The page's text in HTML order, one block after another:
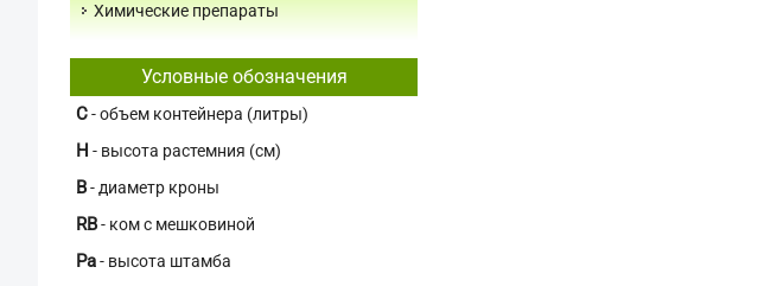
Химические препараты
Условные обозначения
C- объем контейнера (литры)
H - высота растемния (см)
В- диаметр кроны
RB- ком с мешковиной
Pa- высота штамба